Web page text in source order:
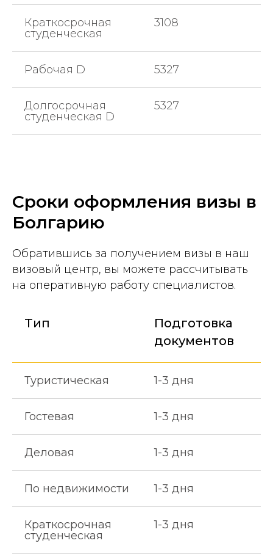
Краткосрочная
студенческая
3108
Рабочая D 5327
Долгосрочная
студенческая D
5327
Сроки оформления визы в
Болгарию
Обратившись за получением визы в наш
визовый центр, вы можете рассчитывать
на оперативную работу специалистов.
Тип
Подготовка
документов
Туристическая 1-3 дня
Гостевая 1-3 дня
Деловая 1-3 дня
По недвижимости 1-3 дня
Краткосрочная
студенческая
1-3 дня